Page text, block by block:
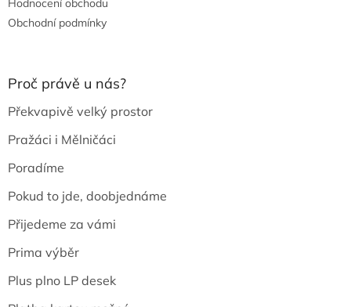
Hodnocení obchodu
Obchodní podmínky
Proč právě u nás?
Překvapivě velký prostor
Pražáci i Mělničáci
Poradíme
Pokud to jde, doobjednáme
Přijedeme za vámi
Prima výběr
Plus plno LP desek